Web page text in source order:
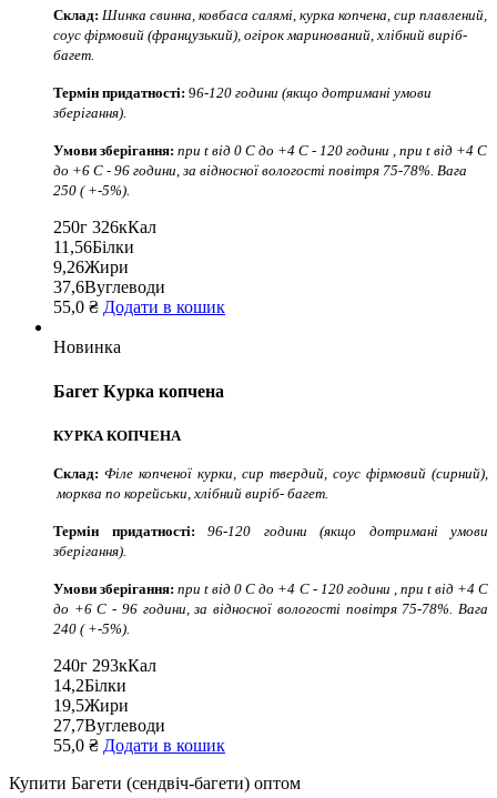
Склад: Шинка свинна, ковбаса салямі, курка копчена, сир плавлений,
соус фірмовий (французький), огірок маринований, хлібний виріб-
багет.
Термін придатності: 96-120 години (якщо дотримані умови
зберігання).
Умови зберігання: при t від 0 С до +4 С - 120 години , при t від +4 С
до +6 С - 96 години, за відносної вологості повітря 75-78%. Вага
250 ( +-5%).
250г 326кКал
11,56Білки
9,26Жири
37,6Вуглеводи
55,0 ₴ Додати в кошик
Новинка
Багет Курка копчена
КУРКА КОПЧЕНА
Склад: Філе копченої курки, сир твердий, соус фірмовий (сирний),
морква по корейськи, хлібний виріб- багет.
Термін придатності:
96-120 години (якщо дотримані умови
зберігання).
Умови зберігання:при t від 0 С до +4 С - 120 години , при t від +4 С
до +6 С - 96 години, за відносної вологості повітря 75-78%. Вага
240 ( +-5%).
240г 293кКал
14,2Білки
19,5Жири
27,7Вуглеводи
55,0 ₴ Додати в кошик
Купити Багети (сендвіч-багети) оптом